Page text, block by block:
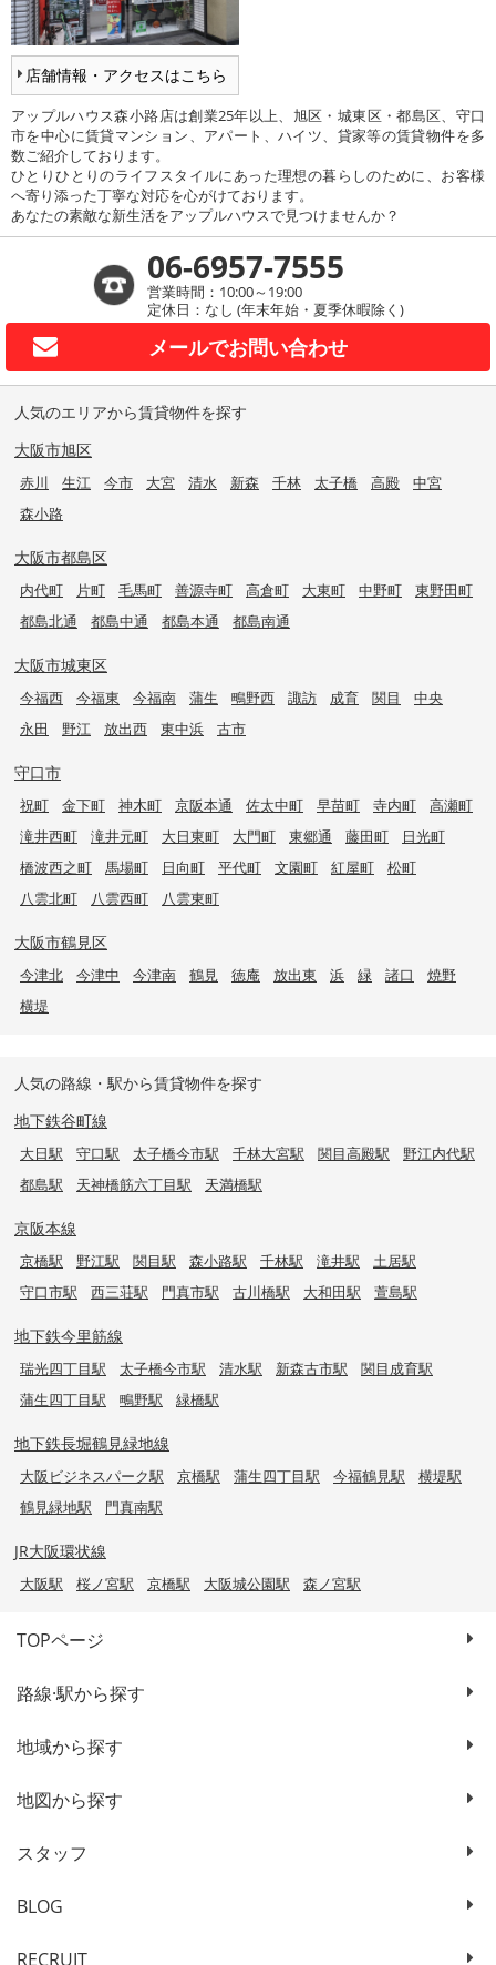
店舗情報・アクセスはこちら
アップルハウス森小路店は創業25年以上、旭区・城東区・都島区、守口
市を中心に賃貸マンション、アパート、ハイツ、貸家等の賃貸物件を多
数ご紹介しております。
ひとりひとりのライフスタイルにあった理想の暮らしのために、お客様
へ寄り添った丁寧な対応を心がけております。
あなたの素敵な新生活をアップルハウスで見つけませんか？
06-6957-7555
営業時間：10:00～19:00
定休日：なし (年末年始・夏季休暇除く)
メールでお問い合わせ
人気のエリアから賃貸物件を探す
大阪市旭区
赤川 生江 今市 大宮 清水 新森 千林 太子橋 高殿
中宮
森小路
大阪市都島区
内代町 片町 毛馬町 善源寺町 高倉町 大東町 中野町
東野田町
都島北通
都島中通 都島本通 都島南通
大阪市城東区
今福西 今福東 今福南 蒲生 鴫野西 諏訪 成育 関目
中央
永田
野江 放出西 東中浜 古市
守口市
祝町 金下町 神木町 京阪本通 佐太中町 早苗町 寺内町
高瀬町
滝井西町
滝井元町 大日東町 大門町 東郷通 藤田町
日光町
橋波西之町
馬場町 日向町 平代町 文園町 紅屋町
松町
八雲北町
八雲西町 八雲東町
大阪市鶴見区
今津北 今津中 今津南 鶴見 徳庵 放出東 浜 緑 諸口
焼野
横堤
人気の路線・駅から賃貸物件を探す
地下鉄谷町線
大日駅 守口駅 太子橋今市駅 千林大宮駅 関目高殿駅
野江内代駅
都島駅
天神橋筋六丁目駅 天満橋駅
京阪本線
京橋駅 野江駅 関目駅 森小路駅 千林駅 滝井駅
土居駅
守口市駅
西三荘駅 門真市駅 古川橋駅 大和田駅 萱島駅
地下鉄今里筋線
瑞光四丁目駅 太子橋今市駅 清水駅 新森古市駅
関目成育駅
蒲生四丁目駅
鴫野駅 緑橋駅
地下鉄長堀鶴見緑地線
大阪ビジネスパーク駅 京橋駅 蒲生四丁目駅 今福鶴見駅
横堤駅
鶴見緑地駅
門真南駅
JR大阪環状線
大阪駅 桜ノ宮駅 京橋駅 大阪城公園駅 森ノ宮駅
TOPページ
路線·駅から探す
地域から探す
地図から探す
スタッフ
BLOG
RECRUIT